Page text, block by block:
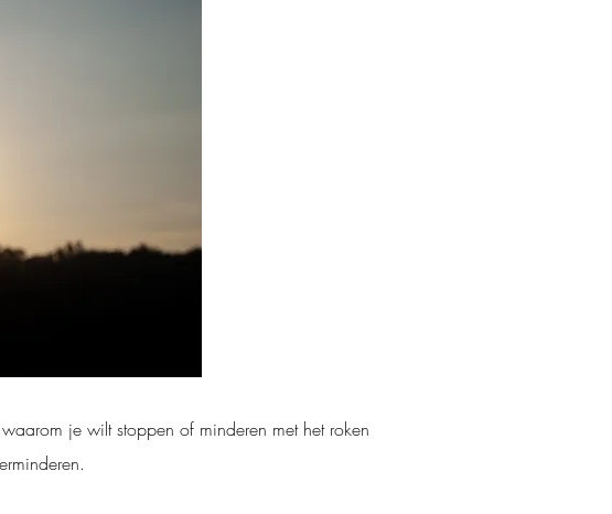
je wilt stoppen of minderen met het roken